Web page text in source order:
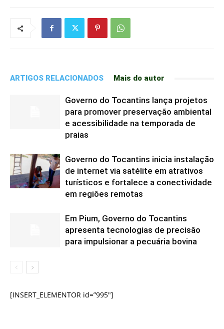
ARTIGOS RELACIONADOS Mais do autor
Governo do Tocantins lança projetos
para promover preservação ambiental
e acessibilidade na temporada de
praias
Governo do Tocantins inicia instalação
de internet via satélite em atrativos
turísticos e fortalece a conectividade
em regiões remotas
Em Pium, Governo do Tocantins
apresenta tecnologias de precisão
para impulsionar a pecuária bovina
[INSERT_ELEMENTOR id=”995″]